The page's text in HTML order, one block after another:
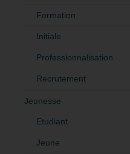
Formation
Initiale
Professionnalisation
Recrutement
Jeunesse
Etudiant
Jeune